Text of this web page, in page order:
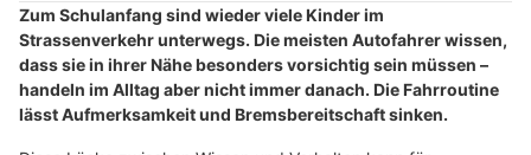
Zum Schulanfang sind wieder viele Kinder im
Strassenverkehr unterwegs. Die meisten Autofahrer wissen,
dass sie in ihrer Nähe besonders vorsichtig sein müssen –
handeln im Alltag aber nicht immer danach. Die Fahrroutine
lässt Aufmerksamkeit und Bremsbereitschaft sinken.